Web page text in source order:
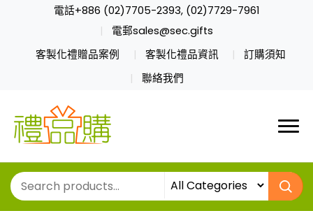
電話+886 (02)7705-2393, (02)7729-7961
電郵sales@sec.gifts
客製化禮贈品案例
客製化禮品資訊
訂購須知
聯絡我們